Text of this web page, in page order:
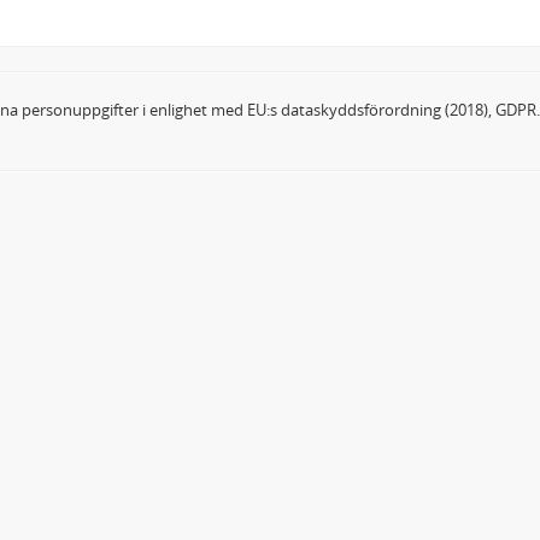
personuppgifter i enlighet med EU:s dataskyddsförordning (2018), GDPR.